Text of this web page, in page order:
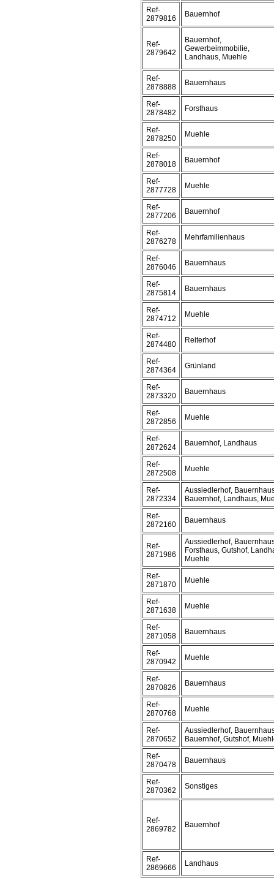
Ref-
2879816
Bauernhof
Ref-
2879642
Bauernhof,
Gewerbeimmobilie,
Landhaus, Muehle
Ref-
2878888
Bauernhaus
Ref-
2878482
Forsthaus
Ref-
2878250
Muehle
Ref-
2878018
Bauernhof
Ref-
2877728
Muehle
Ref-
2877206
Bauernhof
Ref-
2876278
Mehrfamilienhaus
Ref-
2876046
Bauernhaus
Ref-
2875814
Bauernhaus
Ref-
2874712
Muehle
Ref-
2874480
Reiterhof
Ref-
2874364
Grünland
Ref-
2873320
Bauernhaus
Ref-
2872856
Muehle
Ref-
2872624
Bauernhof, Landhaus
Ref-
2872508
Muehle
Ref-
2872334
Aussiedlerhof,
Bauernhof, Landhaus,
Ref-
2872160
Bauernhaus
Ref-
2871986
Aussiedlerhof,
Forsthaus, Gutshof,
Muehle
Ref-
2871870
Muehle
Ref-
2871638
Muehle
Ref-
2871058
Bauernhaus
Ref-
2870942
Muehle
Ref-
2870826
Bauernhaus
Ref-
2870768
Muehle
Ref-
2870652
Aussiedlerhof,
Bauernhof, Gutshof,
Ref-
2870478
Bauernhaus
Ref-
2870362
Sonstiges
Ref-
2869782
Bauernhof
Ref-
2869666
Landhaus